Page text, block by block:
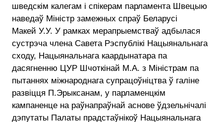
шведскім калегам і спікерам парламента Швецыю
наведаў Міністр замежных спраў Беларусі
Макей У.У. У рамках мерапрыемстваў адбылася
сустрэча члена Савета Рэспублікі Нацыянальнага
сходу, Нацыянальнага каардынатара па
дасягненню ЦУР Шчоткінай М.А. з Міністрам па
пытаннях міжнароднага супрацоўніцтва ў галіне
развіцця П.Эрыксанам, у парламенцкім
кампаненце на раўнапраўнай аснове ўдзельнічалі
дэпутаты Палаты прадстаўнікоў Нацыянальнага